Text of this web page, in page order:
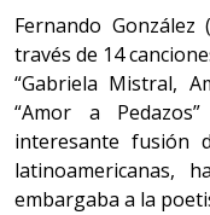
Fernando
través de 14
“Gabriela Mistral,
“Amor a
interesante fusión
latinoamericanas,
embargaba a la